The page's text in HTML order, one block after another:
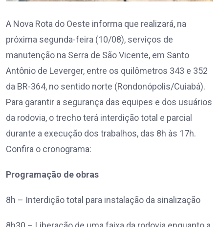
A Nova Rota do Oeste informa que realizará, na
próxima segunda-feira (10/08), serviços de
manutenção na Serra de São Vicente, em Santo
Antônio de Leverger, entre os quilômetros 343 e 352
da BR-364, no sentido norte (Rondonópolis/Cuiabá).
Para garantir a segurança das equipes e dos usuários
da rodovia, o trecho terá interdição total e parcial
durante a execução dos trabalhos, das 8h às 17h.
Confira o cronograma:
Programação de obras
8h – Interdição total para instalação da sinalização